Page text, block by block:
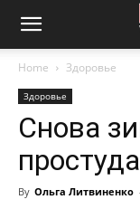
Home Здоровье
Здоровье
Снова
простуда
By Ольга Литвиненко